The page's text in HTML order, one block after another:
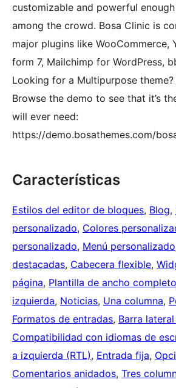
customizable and powerful
among the crowd. Bosa Clinic is
major plugins like WooCommerce,
form 7, Mailchimp for WordPress,
Looking for a Multipurpose
Browse the demo to see that it’s
will ever need:
https://demo.bosathemes.com/
Características
Estilos del editor de bloques, Blog,
personalizado, Colores
personalizado, Menú personalizado
destacadas, Cabecera flexible,
página, Plantilla de ancho completo
izquierda, Noticias, Una columna,
Formatos de entradas, Barra
Compatibilidad con idiomas de
a izquierda (RTL), Entrada fija,
Comentarios anidados, Tres